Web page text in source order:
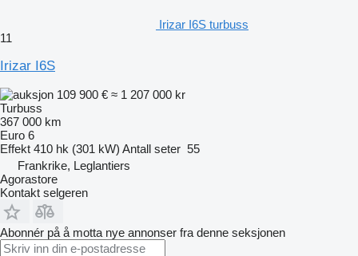
Irizar I6S turbuss
11
Irizar I6S
109 900 € ≈ 1 207 000 kr
Turbuss
367 000 km
Euro 6
Effekt 410 hk (301 kW) Antall seter 55
Frankrike, Leglantiers
Agorastore
Kontakt selgeren
Abonnér på å motta nye annonser fra denne seksjonen